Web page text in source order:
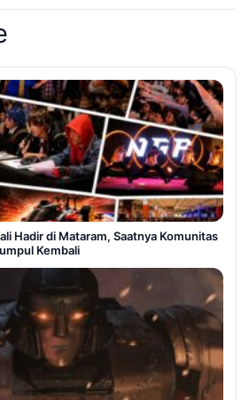
Hadir di Mataram, Saatnya Komunitas
Kembali